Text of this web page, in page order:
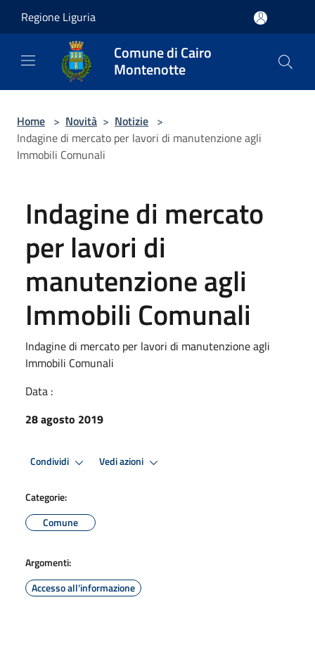
Regione Liguria
Comune di Cairo
Montenotte
Home > Novità > Notizie >
Indagine di mercato per lavori di manutenzione agli
Immobili Comunali
Indagine di mercato
per lavori di
manutenzione agli
Immobili Comunali
Indagine di mercato per lavori di manutenzione agli
Immobili Comunali
Data :
28 agosto 2019
Condividi Vedi azioni
Categorie:
Comune
Argomenti:
Accesso all'informazione